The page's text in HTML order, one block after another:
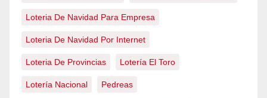
Loteria De Navidad Para Empresa
Loteria De Navidad Por Internet
Loteria De Provincias Lotería El Toro
Lotería Nacional Pedreas